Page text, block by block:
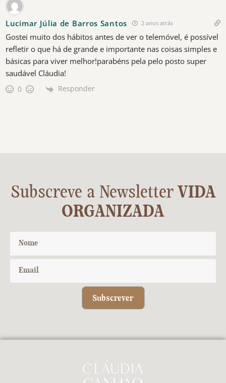
Lucimar Júlia de Barros Santos 2 anos atrás
Gostei muito dos hábitos antes de ver o telemóvel, é possível
refletir o que há de grande e importante nas coisas simples e
básicas para viver melhor!parabéns pela pelo posto super
saudável Cláudia!
0 Responder
Subscreve a NewsletterVIDA
ORGANIZADA
Subscrever